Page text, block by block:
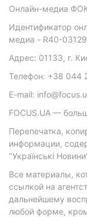
Онлайн-медиа
Идентификатор
медиа - R40-03129
Адрес: 01133, г.
Телефон: +38 044
E-mail:
FOCUS.UA —
Перепечатка,
информации,
"Українські
Все материалы,
ссылкой на
дальнейшему
любой форме,